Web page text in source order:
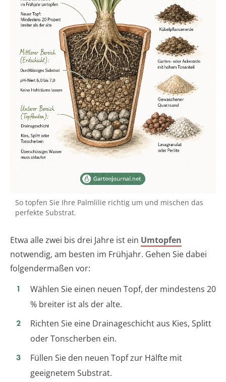
So topfen Sie Ihre Palmlilie richtig um und mischen das
perfekte Substrat.
Etwa alle zwei bis drei Jahre ist ein Umtopfen
notwendig, am besten im Frühjahr. Gehen Sie dabei
folgendermaßen vor:
Wählen Sie einen neuen Topf, der mindestens 20
% breiter ist als der alte.
Richten Sie eine Drainageschicht aus Kies, Splitt
oder Tonscherben ein.
Füllen Sie den neuen Topf zur Hälfte mit
geeignetem Substrat.